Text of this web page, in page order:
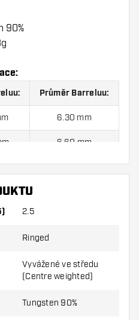
90%
Průměr Barreluu:
6.30 mm
6.60 mm
- Šipky Soft sada
2.5
Ringed
Vyvážené ve středu
(Centre weighted)
Tungsten 90%